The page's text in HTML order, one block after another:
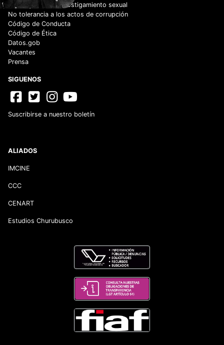
Cero tolerancia al hostigamiento sexual
No tolerancia a los actos de corrupción
Código de Conducta
Código de Ética
Datos.gob
Vacantes
Prensa
SIGUENOS
Suscribirse a nuestro boletín
ALIADOS
IMCINE
CCC
CENART
Estudios Churubusco